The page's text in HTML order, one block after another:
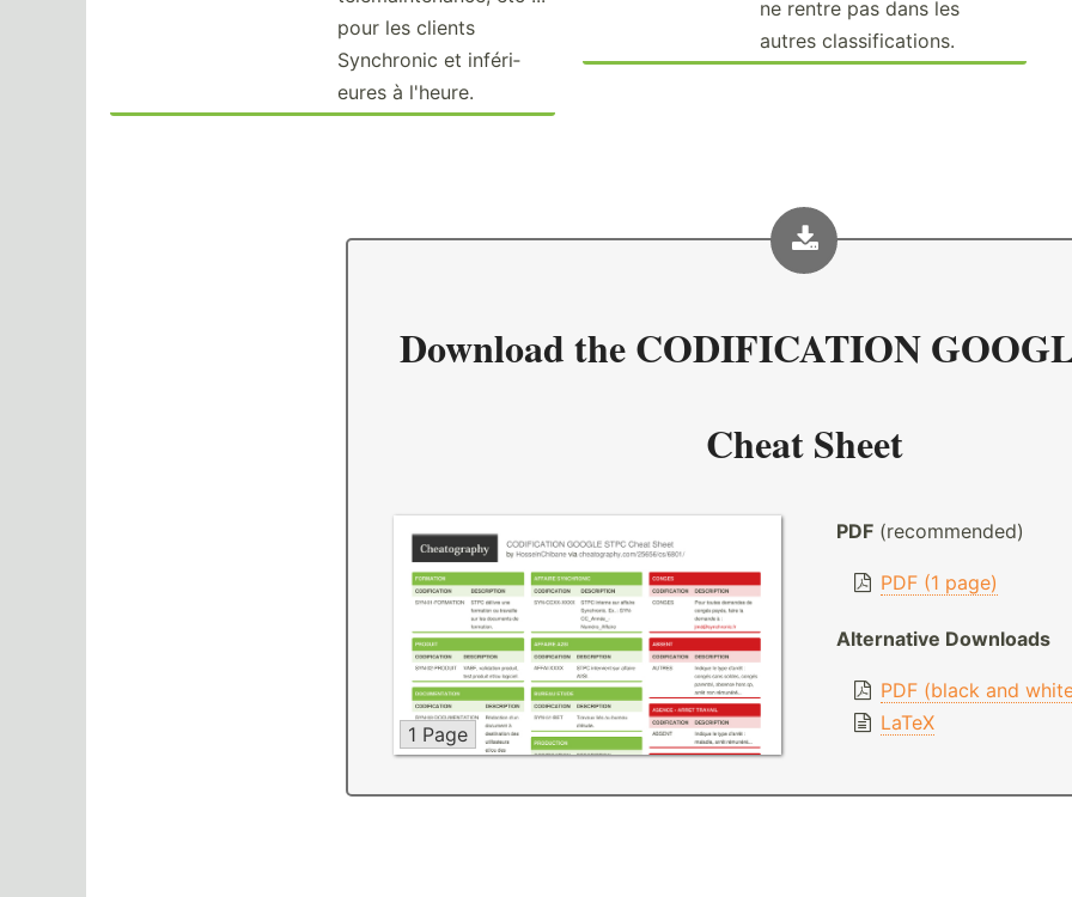
pour les clients
Synchronic et inféri­
eures à l'heure.
ne rentre pas dans les
autres classi­fic­ations.
Download theCODIFICATION
Cheat Sheet
1 Page
PDF(recommended)
PDF (1 page)
Alternative Downloads
PDF (black and
LaTeX